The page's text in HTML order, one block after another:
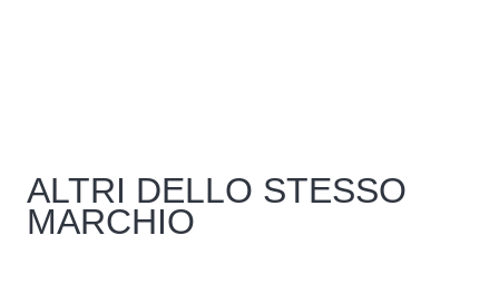
ALTRI DELLO STESSO
MARCHIO